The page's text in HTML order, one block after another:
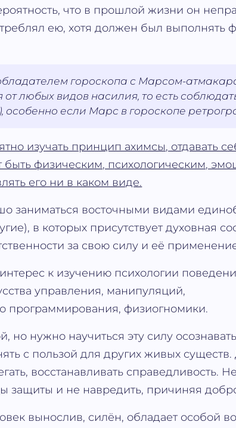
что в прошлой жизни он
ею, хотя должен был выполнять
гороскопа с Марсом-
любых видов насилия, то есть
особенно если Марс в гороскопе
изучать принцип ахимсы, отдавать
быть физическим, психологическим,
его ни в каком виде.
заниматься восточными видами
в которых присутствует духовная
за свою силу и её
к изучению психологии
управления, манипуляций,
программирования, физиогномики.
но нужно научиться эту силу
с пользой для других живых существ.
восстанавливать справедливость.
защиты и не навредить, причиняя
вынослив, силён, обладает особой